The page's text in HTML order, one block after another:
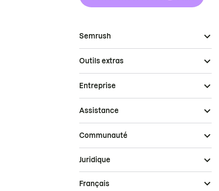
Semrush
Outils extras
Entreprise
Assistance
Communauté
Juridique
Français